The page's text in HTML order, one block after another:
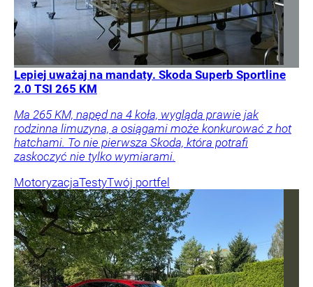
Lepiej uważaj na mandaty. Skoda Superb Sportline
2.0 TSI 265 KM
Ma 265 KM, napęd na 4 koła, wygląda prawie jak
rodzinna limuzyna, a osiągami może konkurować z hot
hatchami. To nie pierwsza Skoda, która potrafi
zaskoczyć nie tylko wymiarami.
MotoryzacjaTestyTwój portfel